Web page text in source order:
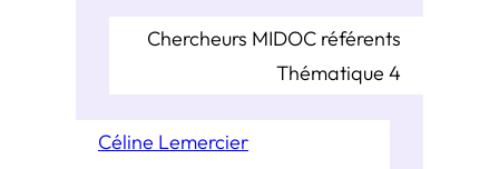
Chercheurs MIDOC référents
Thématique 4
Céline Lemercier